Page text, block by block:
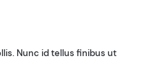
Nunc id tellus finibus ut